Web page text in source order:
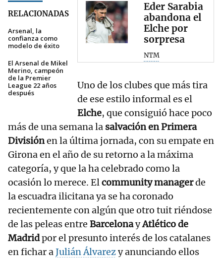
RELACIONADAS
Arsenal, la
confianza como
modelo de éxito
El Arsenal de Mikel
Merino, campeón
de la Premier
League 22 años
después
Eder Sarabia
abandona el
Elche por
sorpresa
NTM
Uno de los clubes que más tira
de ese estilo informal es el
Elche, que consiguió hace poco
más de una semana la salvación en Primera
Divisiónen la última jornada, con su empate en
Girona en el año de su retorno a la máxima
categoría, y que la ha celebrado como la
ocasión lo merece. Elcommunity managerde
la escuadra ilicitana ya se ha coronado
recientemente con algún que otro tuit riéndose
de las peleas entre BarcelonayAtlético de
Madridpor el presunto interés de los catalanes
en fichar aJulián Álvarezy anunciando ellos